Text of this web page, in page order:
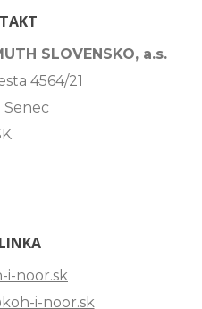
SLOVENSKO, a.s.
4564/21
Senec
i-noor.sk
i-noor.sk